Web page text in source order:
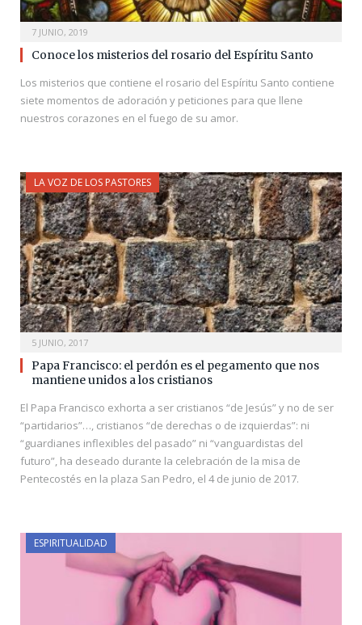
7 JUNIO, 2019
Conoce los misterios del rosario del Espíritu Santo
Los misterios que contiene el rosario del Espíritu Santo contiene
siete momentos de adoración y peticiones para que llene
nuestros corazones en el fuego de su amor.
LA VOZ DE LOS PASTORES
5 JUNIO, 2017
Papa Francisco: el perdón es el pegamento que nos
mantiene unidos a los cristianos
El Papa Francisco exhorta a ser cristianos “de Jesús” y no de ser
“partidarios”…, cristianos “de derechas o de izquierdas”: ni
“guardianes inflexibles del pasado” ni “vanguardistas del
futuro”, ha deseado durante la celebración de la misa de
Pentecostés en la plaza San Pedro, el 4 de junio de 2017.
ESPIRITUALIDAD